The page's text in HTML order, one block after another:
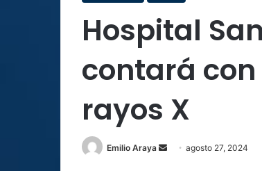
Hospital
contará
rayos X
Emilio Araya
Sendagosto 27, 2024